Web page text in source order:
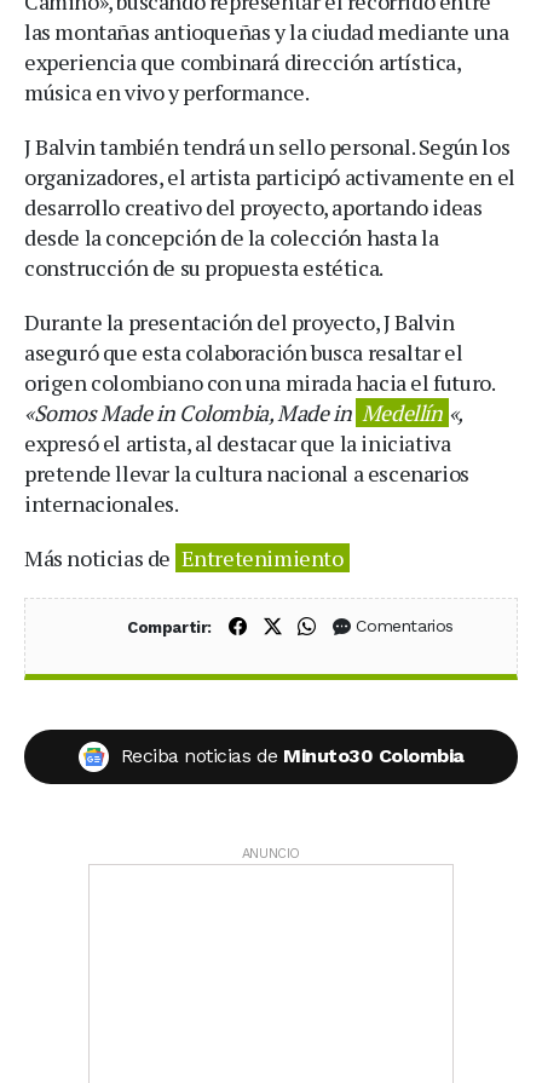
las montañas antioqueñas y la ciudad mediante una
experiencia que combinará dirección artística,
música en vivo y performance.
J Balvin también tendrá un sello personal. Según los
organizadores, el artista participó activamente en el
desarrollo creativo del proyecto, aportando ideas
desde la concepción de la colección hasta la
construcción de su propuesta estética.
Durante la presentación del proyecto, J Balvin
aseguró que esta colaboración busca resaltar el
origen colombiano con una mirada hacia el futuro.
«Somos Made in Colombia, Made in Medellín «,
expresó el artista, al destacar que la iniciativa
pretende llevar la cultura nacional a escenarios
internacionales.
Más noticias de Entretenimiento
Compartir: Compartir en Facebook
Compartir en X (Twitter)
Compartir en WhatsApp
Comentarios
Reciba noticias de Minuto30 Colombia
ANUNCIO